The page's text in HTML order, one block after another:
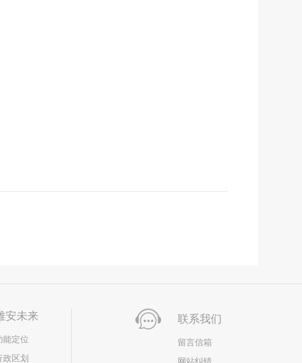
安未来
能定位
政区划
联系我们
留言信箱
网站纠错